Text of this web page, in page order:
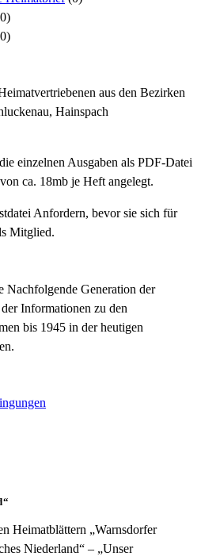
aus den Bezirken
Hainspach
einzelnen Ausgaben als PDF-Datei
ca. 18mb je Heft angelegt.
Anfordern, bevor sie sich für
Mitglied.
Nachfolgende Generation der
Informationen zu den
bis 1945 in der heutigen
Heimatblättern „Warnsdorfer
Niederland“ – „Unser